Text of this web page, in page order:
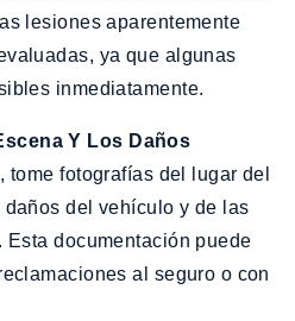
lesiones aparentemente
ya que algunas
inmediatamente.
Y Los Daños
tome fotografías del lugar del
del vehículo y de las
Esta documentación puede
al seguro o con